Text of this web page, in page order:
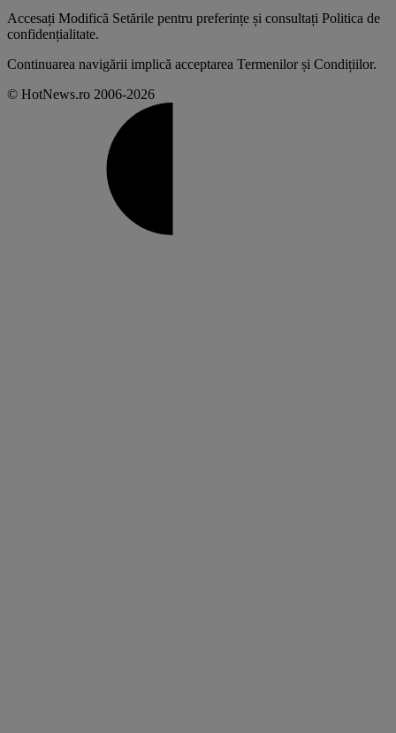
Accesați Modifică Setările pentru preferințe și consultați Politica de
confidențialitate.
Continuarea navigării implică acceptarea Termenilor și Condițiilor.
© HotNews.ro 2006-2026